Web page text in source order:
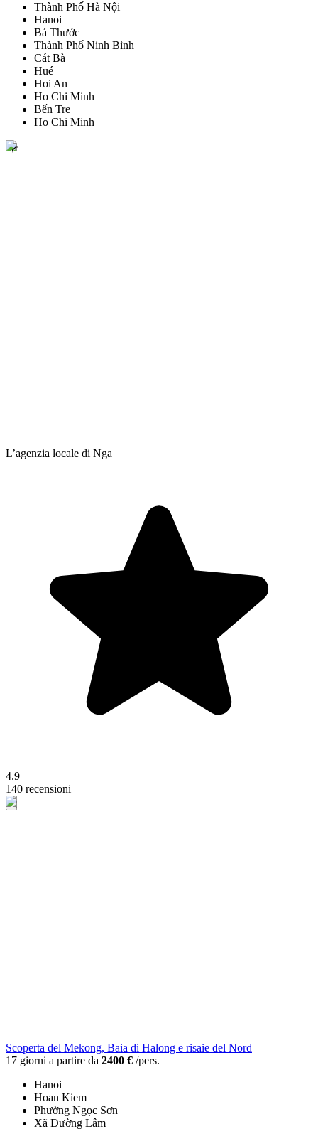
Thành Phố Hà Nội
Hanoi
Bá Thước
Thành Phố Ninh Bình
Cát Bà
Hué
Hoi An
Ho Chi Minh
Bến Tre
Ho Chi Minh
L’agenzia locale di Nga
4.9
140 recensioni
Scoperta del Mekong, Baia di Halong e risaie del Nord
17 giorni a partire da 2400 € /pers.
Hanoi
Hoan Kiem
Phường Ngọc Sơn
Xã Đường Lâm